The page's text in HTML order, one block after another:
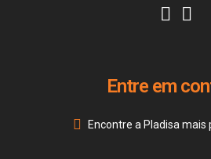
Entre em
Encontre a Pladisa mais